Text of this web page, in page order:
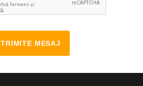
TRIMITE MESAJ